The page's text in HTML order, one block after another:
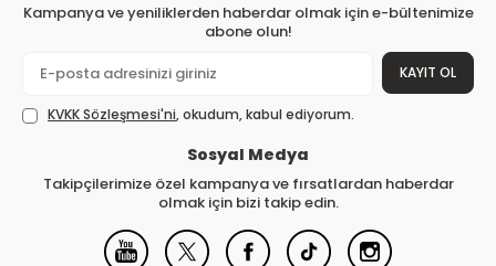
Kampanya ve yeniliklerden haberdar olmak için e-bültenimize
abone olun!
KAYIT OL
KVKK Sözleşmesi'ni, okudum, kabul ediyorum.
Sosyal Medya
Takipçilerimize özel kampanya ve fırsatlardan haberdar
olmak için bizi takip edin.